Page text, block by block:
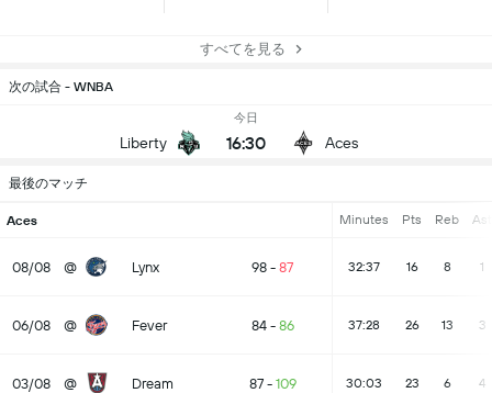
すべてを見る
次の試合 - WNBA
Liberty
今日
16:30 Aces
最後のマッチ
Aces Minutes Pts Reb Ast
08/08 @ Lynx 98 - 87 32:37 16 8 1
06/08 @ Fever 84- 86 37:28 26 13 3
03/08 @ Dream 87- 109 30:03 23 6 4